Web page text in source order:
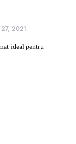
27, 2021
ideal pentru